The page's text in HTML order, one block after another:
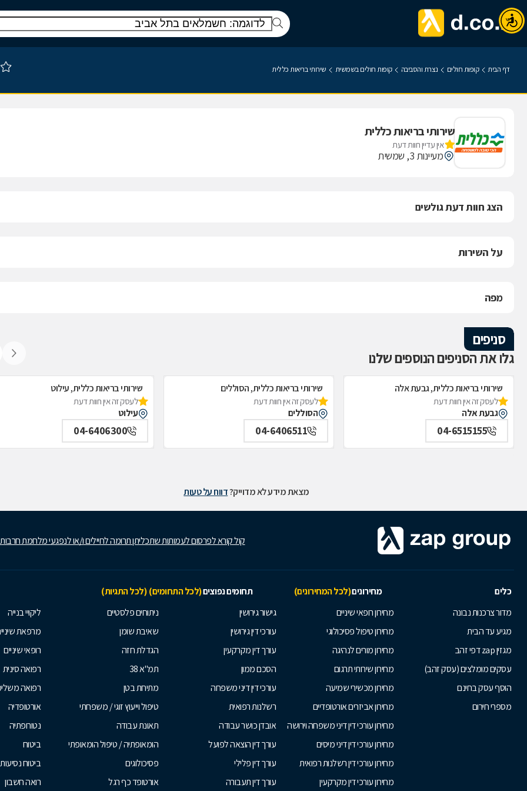
דף הבית קופות חולים נצרת והסביבה קופות חולים בשמשית שירותי בריאות כללית
שירותי בריאות כללית
אין עדיין חוות דעת
מעיינות 3, שמשית
הצג חוות דעת גולשים
על השירות
מפה
סניפים
גלו את הסניפים הנוספים שלנו
שירותי בריאות כללית, גבעת אלה
לעסק זה אין חוות דעת
גבעת אלה
04-6515155
שירותי בריאות כללית, הסוללים
לעסק זה אין חוות דעת
הסוללים
04-6406511
שירותי בריאות כללית, עילוט
לעסק זה אין חוות דעת
עילוט
04-6406300
מצאת מידע לא מדוייק?דווח על טעות
קול קורא לפרסום לעמותות שתכליתן תרומה לחיילים ו/או לנפגעי מלחמת
כלים מחירונים(לכל המחירונים) תחומים נפוצים(לכל התחומים) (לכל התגיות)
מדור צרכנות נבונה
מגיע עד הבית
מגזין zap דפי זהב
עסקים מומלצים (עסק זהב)
הוסף עסק בחינם
מספרי חירום
מחירון רופאי שיניים
מחירון טיפול פסיכולוגי
מחירון מורים לנהיגה
מחירון שירותי תרגום
מחירון מכשירי שמיעה
מחירון אביזרים אורטופדיים
מחירון עורכי דין דיני משפחה וירושה
מחירון עורכי דין דיני מיסים
מחירון עורכי דין רשלנות רפואית
מחירון עורכי דין מקרקעין
גישור גירושין
עורכי דין גירושין
עורך דין מקרקעין
הסכם ממון
עורכי דין דיני משפחה
רשלנות רפואית
אובדן כושר עבודה
עורך דין הוצאה לפועל
עורך דין פלילי
עורך דין תעבורה
ניתוחים פלסטיים
שאיבת שומן
הגדלת חזה
תמ"א 38
מתיחת בטן
טיפול וייעוץ זוגי / משפחתי
תאונת עבודה
הומאופתיה / טיפול הומאופתי
פסיכולוגים
אורטופד כף רגל
ליקויי בנייה
מרפאת
רופאי שיניים
רפואה סינית
רפואה
אורטופדיה
נטורופתיה
ביטוח
ביטוח
רואה חשבון